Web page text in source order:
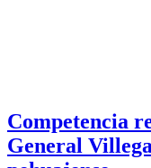
Competencia
General